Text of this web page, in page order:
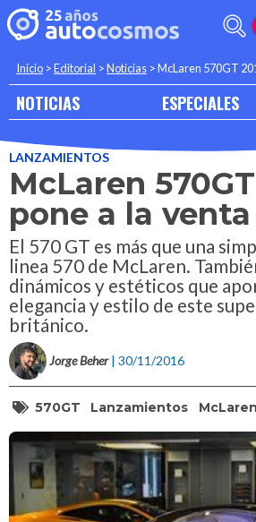
Inicio >Editorial >Noticias >McLaren 570GT
NOTICIAS ESPECIALES
LANZAMIENTOS
McLaren
pone a la venta
El 570 GT es más que una
linea 570 de McLaren.
dinámicos y estéticos que
elegancia y estilo de este
británico.
Jorge Beher | 30/11/2016
570GT Lanzamientos McLaren